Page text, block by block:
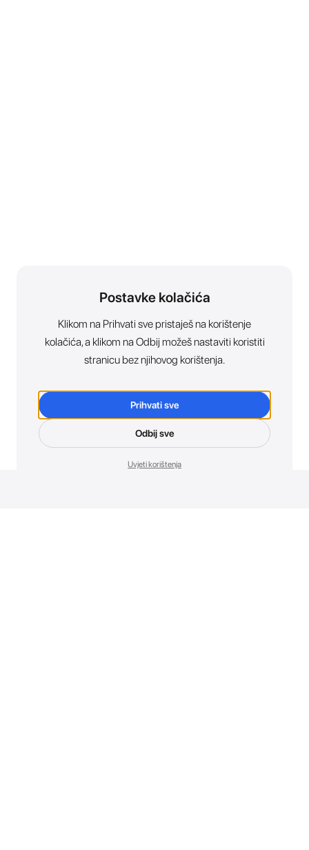
Postavke kolačića
Klikom na Prihvati sve pristaješ na korištenje
kolačića, a klikom na Odbij možeš nastaviti koristiti
stranicu bez njihovog korištenja.
Prihvati sve
Odbij sve
Uvjeti korištenja